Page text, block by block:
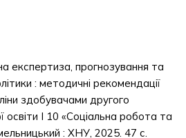
експертиза, прогнозування та
: методичні рекомендації
здобувачами другого
освіти I 10 «Соціальна робота та
: ХНУ, 2025. 47 с.